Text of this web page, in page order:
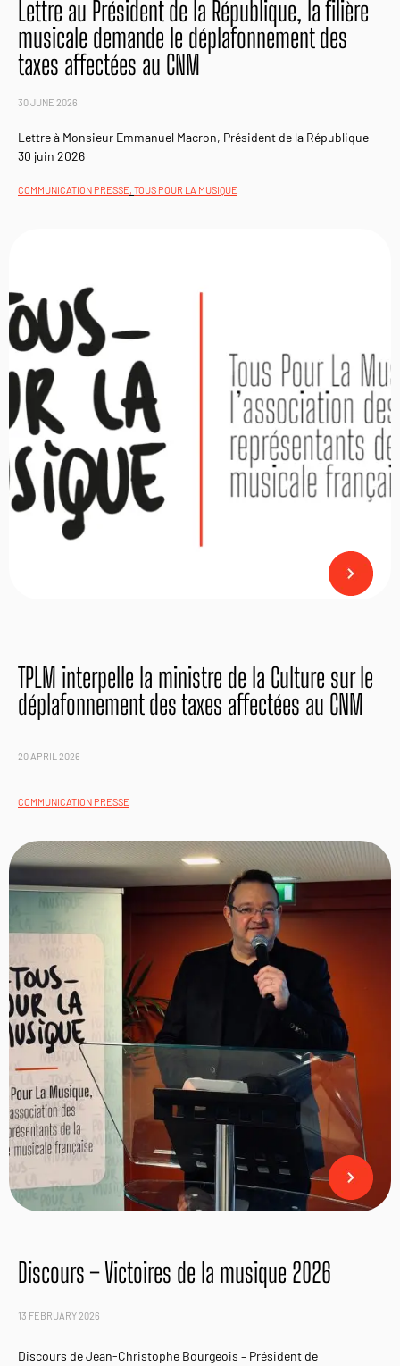
Lettre au Président de la République, la filière
musicale demande le déplafonnement des
taxes affectées au CNM
30 JUNE 2026
Lettre à Monsieur Emmanuel Macron, Président de la République
30 juin 2026
COMMUNICATION PRESSE, TOUS POUR LA MUSIQUE
TPLM interpelle la ministre de la Culture sur le
déplafonnement des taxes affectées au CNM
20 APRIL 2026
COMMUNICATION PRESSE
Discours – Victoires de la musique 2026
13 FEBRUARY 2026
Discours de Jean-Christophe Bourgeois – Président de